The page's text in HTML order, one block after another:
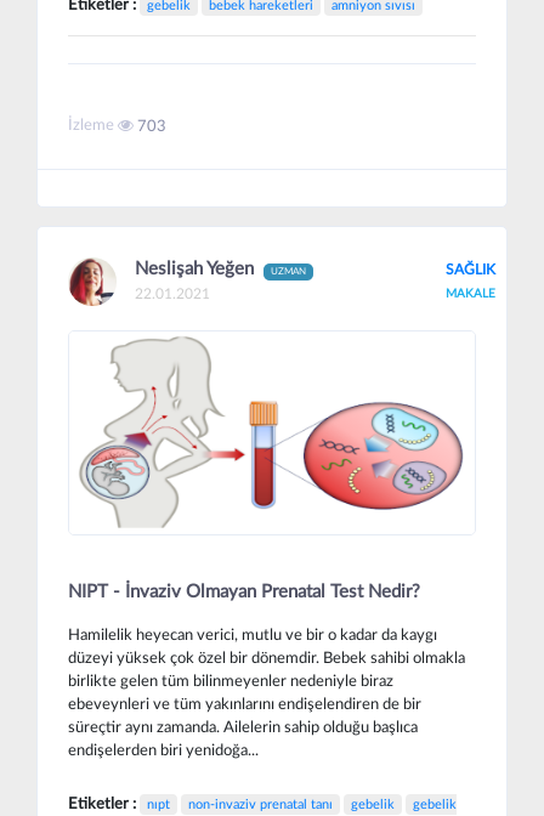
Etiketler : gebelik bebek hareketleri amniyon sıvısı
İzleme 703
Neslişah Yeğen UZMAN
22.01.2021
SAĞLIK
MAKALE
NIPT - İnvaziv Olmayan Prenatal Test Nedir?
Hamilelik heyecan verici, mutlu ve bir o kadar da kaygı
düzeyi yüksek çok özel bir dönemdir. Bebek sahibi olmakla
birlikte gelen tüm bilinmeyenler nedeniyle biraz
ebeveynleri ve tüm yakınlarını endişelendiren de bir
süreçtir aynı zamanda. Ailelerin sahip olduğu başlıca
endişelerden biri yenidoğa...
Etiketler : nıpt non-invaziv prenatal tanı gebelik
gebelik